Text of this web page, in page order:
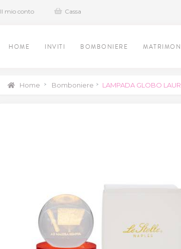
Il mio conto Cassa
HOME INVITI BOMBONIERE
Home > Bomboniere > LAMPADA GLOBO